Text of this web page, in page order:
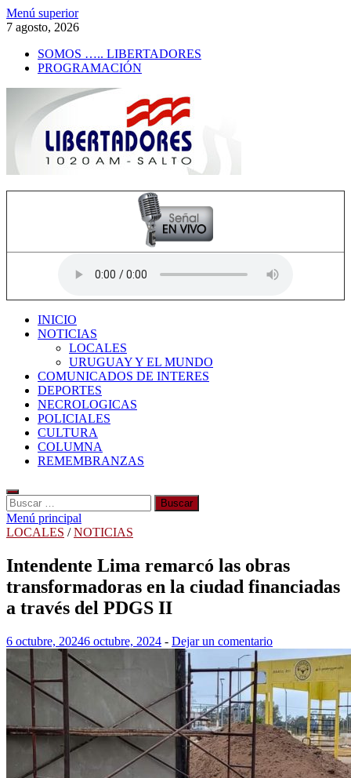
Saltar
al
Menú superior
7 agosto, 2026
SOMOS ….. LIBERTADORES
PROGRAMACIÓN
INICIO
NOTICIAS
LOCALES
URUGUAY Y EL MUNDO
COMUNICADOS DE INTERES
DEPORTES
NECROLOGICAS
POLICIALES
CULTURA
COLUMNA
REMEMBRANZAS
Buscar:
Menú principal
LOCALES /NOTICIAS
Intendente Lima remarcó las obras
transformadoras en la ciudad financiadas
a través del PDGS II
6 octubre, 20246 octubre, 2024 - Dejar un comentario